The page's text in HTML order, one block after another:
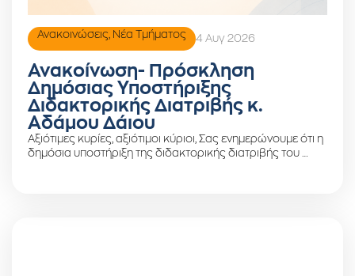
Ανακοινώσεις Νέα Τμήματος 4 Αυγ 2026
Ανακοίνωση- Πρόσκληση
Δημόσιας Υποστήριξης
Διδακτορικής Διατριβής κ.
Αδάμου Δάιου
Αξιότιμες κυρίες, αξιότιμοι κύριοι, Σας ενημερώνουμε ότι η
δημόσια υποστήριξη της διδακτορικής διατριβής του …